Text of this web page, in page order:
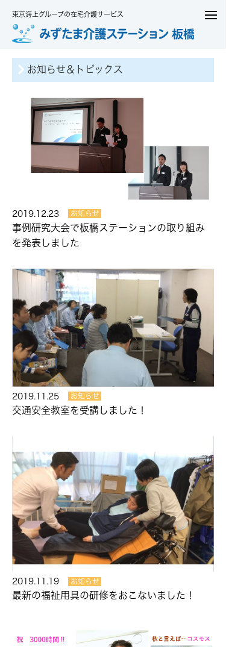
東京海上グループの在宅介護サービス
お知らせ＆トピックス
2019.12.23 お知らせ
事例研究大会で板橋ステーションの取り組み
を発表しました
2019.11.25 お知らせ
交通安全教室を受講しました！
2019.11.19 お知らせ
最新の福祉用具の研修をおこないました！